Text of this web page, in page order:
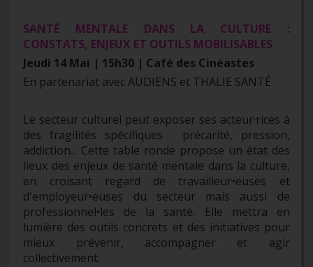
SANTÉ MENTALE DANS LA CULTURE :
CONSTATS, ENJEUX ET OUTILS MOBILISABLES
Jeudi 14 Mai | 15h30 | Café des Cinéastes
En partenariat avec AUDIENS et THALIE SANTÉ
Le secteur culturel peut exposer ses acteur·rices à
des fragilités spécifiques : précarité, pression,
addiction... Cette table ronde propose un état des
lieux des enjeux de santé mentale dans la culture,
en croisant regard de travailleur•euses et
d'employeur•euses du secteur mais aussi de
professionnel•les de la santé. Elle mettra en
lumière des outils concrets et des initiatives pour
mieux prévenir, accompagner et agir
collectivement.